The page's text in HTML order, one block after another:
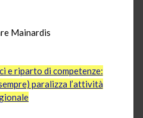
Mainardis
e riparto di competenze:
paralizza l’attività